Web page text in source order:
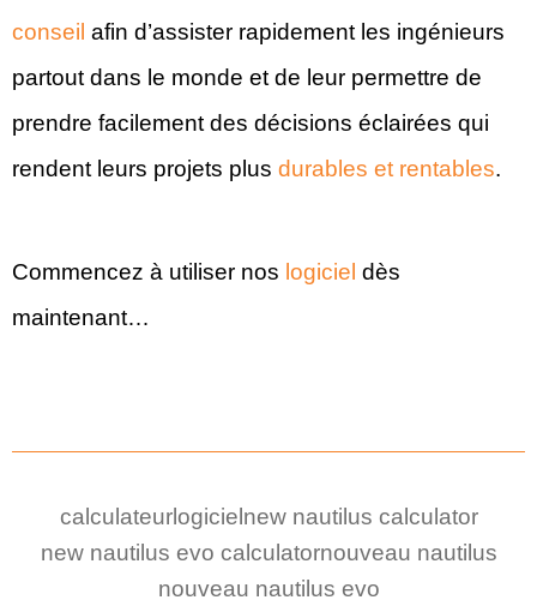
conseil afin d’assister rapidement les ingénieurs
partout dans le monde et de leur permettre de
prendre facilement des décisions éclairées qui
rendent leurs projets plus durables et rentables.
Commencez à utiliser nos logiciel dès
maintenant…
calculateurlogiciel new nautilus calculator
new nautilus evo calculatornouveau nautilus
nouveau nautilus evo